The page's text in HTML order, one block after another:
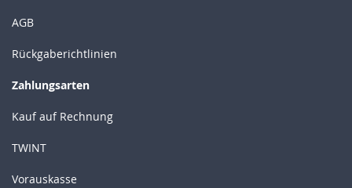
AGB
Rückgaberichtlinien
Zahlungsarten
Kauf auf Rechnung
TWINT
Vorauskasse